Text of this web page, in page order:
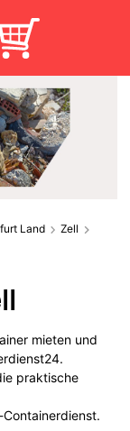
Land
Zell
mieten und
praktische